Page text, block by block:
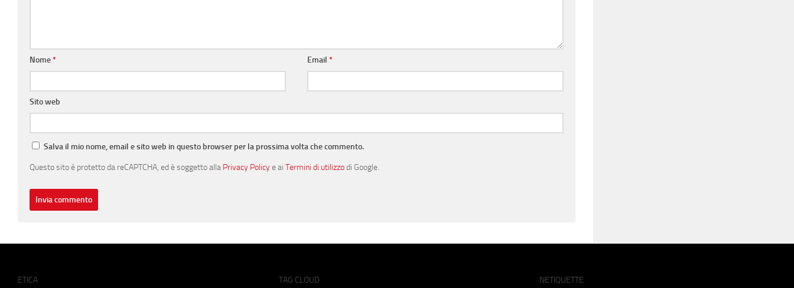
Nome* Email*
Sito web
Salva il mio nome, email e sito web in questo browser per la prossima volta che commento.
Questo sito è protetto da reCAPTCHA, ed è soggetto alla Privacy Policye ai Termini di utilizzodi Google.
ETICA
TAG CLOUD
NETIQUETTE